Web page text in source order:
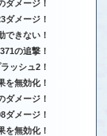
ダメージ！
メージ！
きない！
の追撃！
ッシュ2！
を無効化！
ダメージ！
メージ！
を無効化！